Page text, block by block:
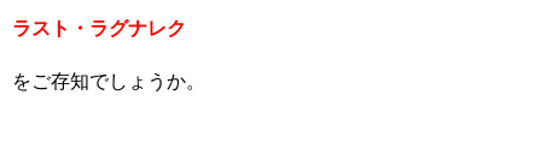
ラスト・ラグナレク
をご存知でしょうか。